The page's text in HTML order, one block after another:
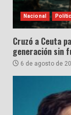
Nacional
Cruzó a Ceuta
generación sin
6 de agosto de